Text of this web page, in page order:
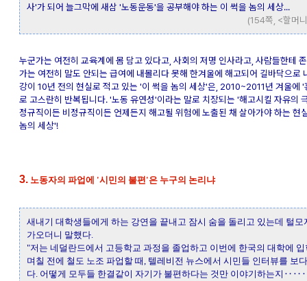
사'가 되어 늘그막에 새삼 '노동운동'을 공부해야 하는 이 썩을 놈의 세상...
(154쪽, <할머
누군가는 여전히 교육계에 몸 담고 있다고, 사회의 저명 인사라고, 사람들한테
가는 여전히 말도 안되는 급여에 내몰리다 못해 한겨울에 해고되어 길바닥으로
강이 10년 전의 현실로 적고 있는 '이 썩을 놈의 세상'은, 2010~2011년 겨울에
로 고스란히 반복됩니다. '노동 유연성'이라는 말로 치장되는 '해고시킬 자유의
정규직이든 비정규직이든 언제든지 해고될 위험에 노출된 채 살아가야 하는 현
놈의 세상'!
3. 노동자의 파업에 '시민의 불편'은 누구의 논리냐
새내기 대학생들에게 하는 강연을 끝내고 잠시 숨을 돌리고 있는데 털모
가오더니 말했다.
"저는 네덜란드에서 고등학교 과정을 졸업하고 이번에 한국의 대학에
며칠 전에 철도 노조 파업할 때, 텔레비전 뉴스에서 시민들 인터뷰를 보
다. 어떻게 모두들 한결같이 자기가 불편하다는 것만 이야기하는지